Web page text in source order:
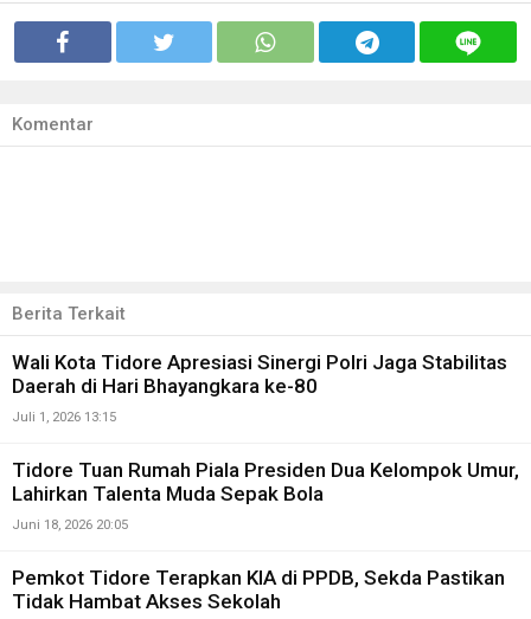
Komentar
Berita Terkait
Wali Kota Tidore Apresiasi Sinergi Polri Jaga Stabilitas
Daerah di Hari Bhayangkara ke-80
Juli 1, 2026 13:15
Tidore Tuan Rumah Piala Presiden Dua Kelompok Umur,
Lahirkan Talenta Muda Sepak Bola
Juni 18, 2026 20:05
Pemkot Tidore Terapkan KIA di PPDB, Sekda Pastikan
Tidak Hambat Akses Sekolah